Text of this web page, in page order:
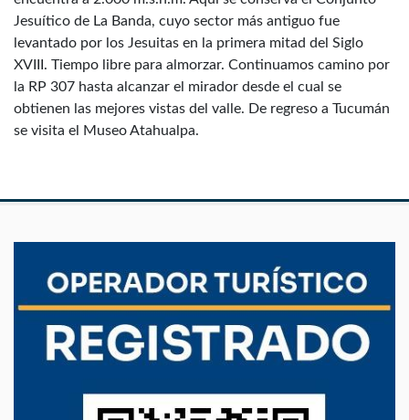
Jesuítico de La Banda, cuyo sector más antiguo fue
levantado por los Jesuitas en la primera mitad del Siglo
XVIII. Tiempo libre para almorzar. Continuamos camino por
la RP 307 hasta alcanzar el mirador desde el cual se
obtienen las mejores vistas del valle. De regreso a Tucumán
se visita el Museo Atahualpa.